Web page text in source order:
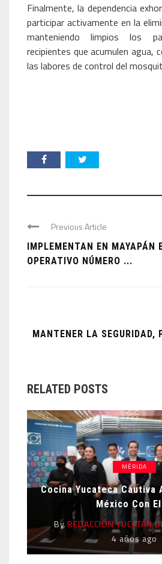
Finalmente, la dependencia
participar activamente en la
manteniendo limpios los
recipientes que acumulen agua,
las labores de control del
Previous Article
IMPLEMENTAN EN MAYAPÁN
OPERATIVO NÚMERO ...
MANTENER LA SEGURIDAD,
RELATED POSTS
MÉRIDA
Cocina Yucateca Cautiva
México Con
ByREDACCIÓN YUCATÁN
4 años ago